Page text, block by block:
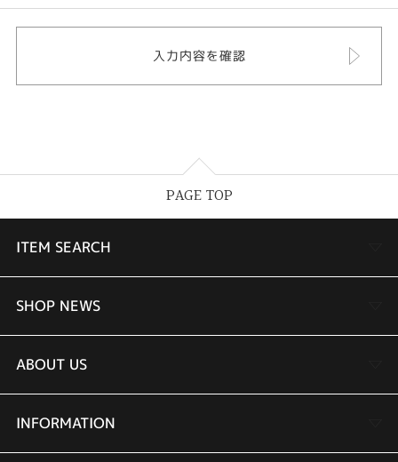
PAGE TOP
ITEM SEARCH
婚約指輪
結婚指輪
セットリング
SHOP NEWS
TAKEUCHI BRIDAL金沢本店情報
商品一覧
ABOUT US
会社概要
INFORMATION